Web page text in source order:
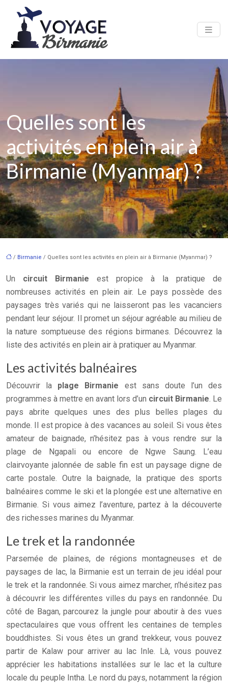
Quelles sont les
activités en plein air à
Birmanie (Myanmar) ?
/ Birmanie / Quelles sont les activités en plein air à Birmanie (Myanmar) ?
Un circuit Birmanie est propice à la pratique de
nombreuses activités en plein air. Le pays possède des
paysages très variés qui ne laisseront pas les vacanciers
pendant leur séjour. Il promet un séjour agréable au milieu de
la nature somptueuse des régions birmanes. Découvrez la
liste des activités en plein air à pratiquer au Myanmar.
Les activités balnéaires
Découvrir la plage Birmanie est sans doute l’un des
programmes à mettre en avant lors d’un circuit Birmanie. Le
pays abrite quelques unes des plus belles plages du
monde. Il est propice à des vacances au soleil. Si vous êtes
amateur de baignade, n’hésitez pas à vous rendre sur la
plage de Ngapali ou encore de Ngwe Saung. L’eau
clairvoyante jalonnée de sable fin est un paysage digne de
carte postale. Outre la baignade, la pratique des sports
balnéaires comme le ski et la plongée est une alternative en
Birmanie. Si vous aimez l’aventure, partez à la découverte
des richesses marines du Myanmar.
Le trek et la randonnée
Parsemée de plaines, de régions montagneuses et de
paysages de lac, la Birmanie est un terrain de jeu idéal pour
le trek et la randonnée. Si vous aimez marcher, n’hésitez pas
à découvrir les différentes villes du pays en randonnée. Du
côté de Bagan, parcourez la jungle pour aboutir à des vues
spectaculaires que vous offrent les centaines de temples
bouddhistes. Si vous êtes un grand trekkeur, vous pouvez
partir de Kalaw pour arriver au lac Inle. Là, vous pouvez
apprécier les habitations installées sur le lac et la culture
locale du peuple Intha. Le nord du pays, notamment la région